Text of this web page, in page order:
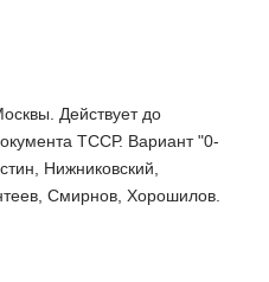
Действует до
ТССР. Вариант "0-
Нижниковский,
Смирнов, Хорошилов.